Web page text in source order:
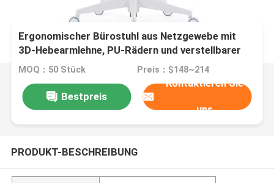
Ergonomischer Bürostuhl aus Netzgewebe mit
3D-Hebearmlehne, PU-Rädern und verstellbarer
Kopfstütze
MOQ：50 Stück Preis：$148~214
Bestpreis
Kontaktieren Sie
uns
PRODUKT-BESCHREIBUNG